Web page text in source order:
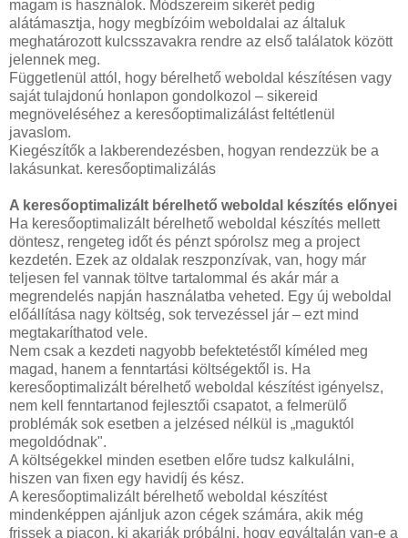
magam is használok. Módszereim sikerét pedig
alátámasztja, hogy megbízóim weboldalai az általuk
meghatározott kulcsszavakra rendre az első találatok között
jelennek meg.
Függetlenül attól, hogy bérelhető weboldal készítésen vagy
saját tulajdonú honlapon gondolkozol – sikereid
megnöveléséhez a keresőoptimalizálást feltétlenül
javaslom.
Kiegészítők a lakberendezésben, hogyan rendezzük be a
lakásunkat. keresőoptimalizálás
A keresőoptimalizált bérelhető weboldal készítés előnyei
Ha keresőoptimalizált bérelhető weboldal készítés mellett
döntesz, rengeteg időt és pénzt spórolsz meg a project
kezdetén. Ezek az oldalak reszponzívak, van, hogy már
teljesen fel vannak töltve tartalommal és akár már a
megrendelés napján használatba veheted. Egy új weboldal
előállítása nagy költség, sok tervezéssel jár – ezt mind
megtakaríthatod vele.
Nem csak a kezdeti nagyobb befektetéstől kíméled meg
magad, hanem a fenntartási költségektől is. Ha
keresőoptimalizált bérelhető weboldal készítést igényelsz,
nem kell fenntartanod fejlesztői csapatot, a felmerülő
problémák sok esetben a jelzésed nélkül is „maguktól
megoldódnak".
A költségekkel minden esetben előre tudsz kalkulálni,
hiszen van fixen egy havidíj és kész.
A keresőoptimalizált bérelhető weboldal készítést
mindenképpen ajánljuk azon cégek számára, akik még
frissek a piacon, ki akarják próbálni, hogy egyáltalán van-e a